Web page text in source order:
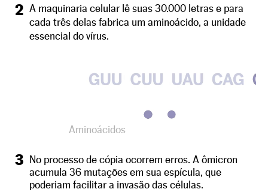
2 A maquinaria celular lê suas 30.000 letras e para
cada três delas fabrica um aminoácido, a unidade
essencial do vírus.
Aminoácidos
3 No processo de cópia ocorrem erros. A ômicron
acumula 36 mutações em sua espícula, que
poderiam facilitar a invasão das células.